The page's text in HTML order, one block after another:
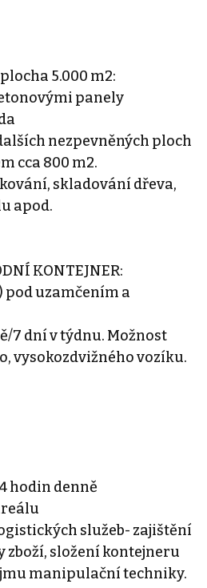
5.000 m2:
panely
nezpevněných ploch
cca 800 m2.
skladování dřeva,
apod.
KONTEJNER:
pod uzamčením a
7 dní v týdnu. Možnost
vysokozdvižného vozíku.
hodin denně
služeb- zajištění
složení kontejneru
manipulační techniky.